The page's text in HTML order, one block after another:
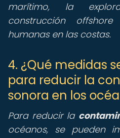
marítimo, la
construcción
humanas en las costas.
4. ¿Qué medidas
para reducir la
sonora en los
Para reducir la
océanos, se pueden